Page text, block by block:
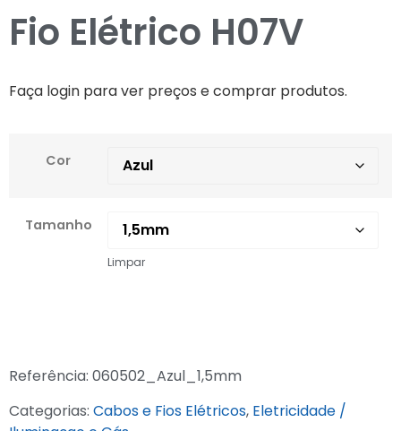
Fio Elétrico H07V
Faça login para ver preços e comprar produtos.
Cor
Tamanho
Limpar
Referência: 060502_Azul_1,5mm
Categorias: Cabos e Fios Elétricos, Eletricidade /